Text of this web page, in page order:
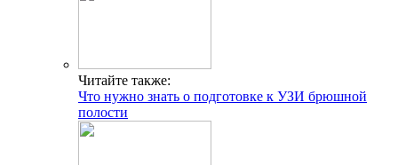
Читайте также:
Что нужно знать о подготовке к УЗИ брюшной
полости